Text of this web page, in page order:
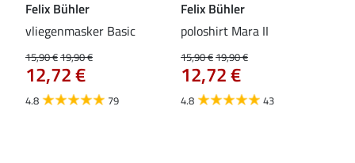
Felix Bühler
vliegenmasker Basic
15,90 €19,90 €
12,72 €
4.8 79
Felix Bühler
poloshirt Mara II
15,90 €19,90 €
12,72 €
4.8 43